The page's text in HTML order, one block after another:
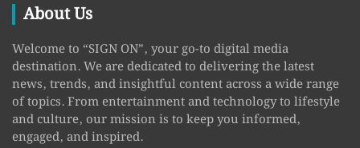
About Us
Welcome to “SIGN ON”, your go-to digital media
destination. We are dedicated to delivering the latest
news, trends, and insightful content across a wide range
of topics. From entertainment and technology to lifestyle
and culture, our mission is to keep you informed,
engaged, and inspired.